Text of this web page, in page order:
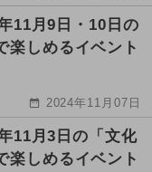
11月9日・10日の
楽しめるイベント
2024年11月07日
11月3日の「文化
楽しめるイベント